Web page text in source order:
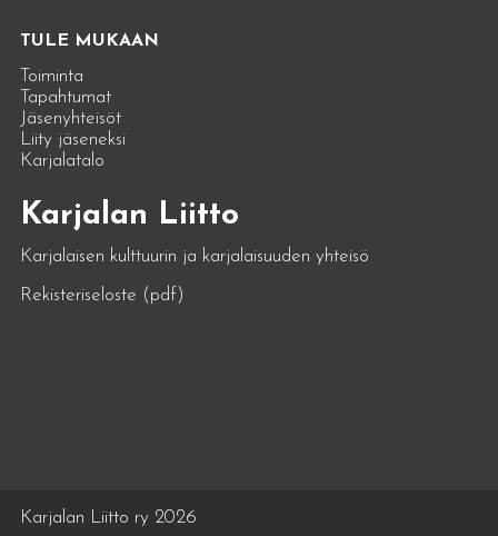
TULE MUKAAN
Toiminta
Tapahtumat
Jäsenyhteisöt
Liity jäseneksi
Karjalatalo
Karjalan Liitto
Karjalaisen kulttuurin ja karjalaisuuden yhteisö
Rekisteriseloste (pdf)
Karjalan Liitto ry 2026